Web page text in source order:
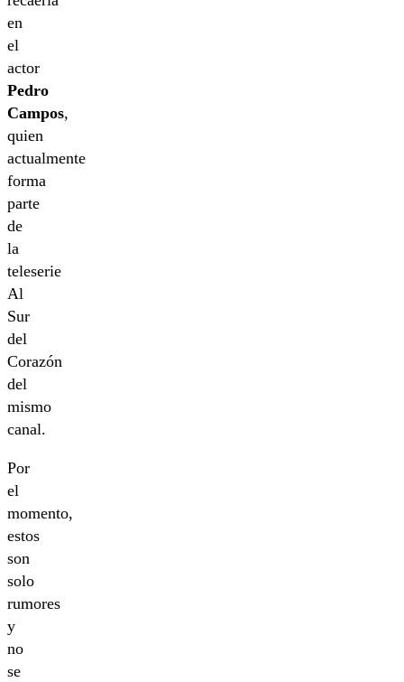
en
el
actor
Pedro
Campos,
quien
actualmente
forma
parte
de
la
teleserie
Al
Sur
del
Corazón
del
mismo
canal.
Por
el
momento,
estos
son
solo
rumores
y
no
se